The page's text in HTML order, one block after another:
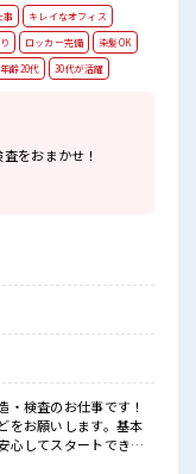
事
キレイなオフィス
ロッカー完備
染髪OK
齢20代 30代が活躍
をおまかせ！
れからの季節もカ
んでもOK！
♪
ウレシイPoint☆
・検査のお仕事です！
をお願いします。基本
心してスタートできま